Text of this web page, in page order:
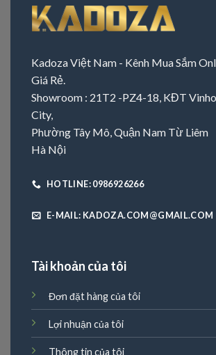
Kadoza Việt Nam - Kênh Mua Sắm
Giá Rẻ.
Showroom : 21T2 -PZ4-18, KĐT
City,
Phường Tây Mô, Quận Nam Từ Liêm
Hà Nội
HOTLINE: 0986926266
E-MAIL: KADOZA.COM@GMAIL.COM
Tài khoản của tôi
Đơn đặt hàng của tôi
Lợi nhuận của tôi
Thông tin của tôi